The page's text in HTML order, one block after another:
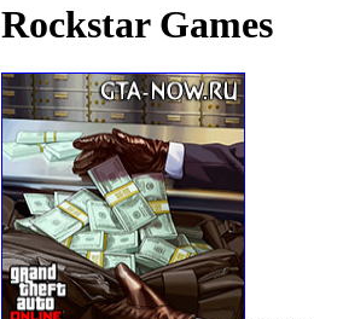
Rockstar Games